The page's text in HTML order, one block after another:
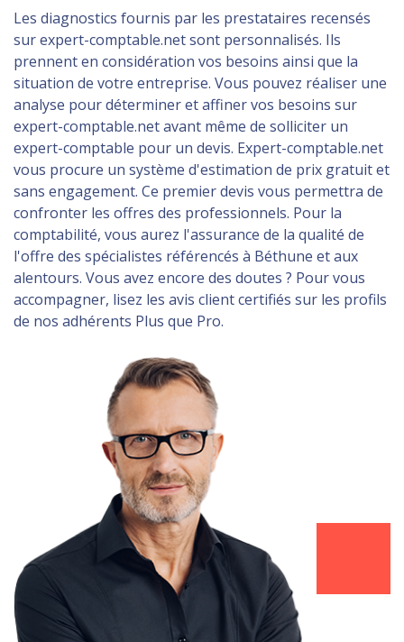
Les diagnostics fournis par les prestataires recensés
sur expert-comptable.net sont personnalisés. Ils
prennent en considération vos besoins ainsi que la
situation de votre entreprise. Vous pouvez réaliser une
analyse pour déterminer et affiner vos besoins sur
expert-comptable.net avant même de solliciter un
expert-comptable pour un devis. Expert-comptable.net
vous procure un système d'estimation de prix gratuit et
sans engagement. Ce premier devis vous permettra de
confronter les offres des professionnels. Pour la
comptabilité, vous aurez l'assurance de la qualité de
l'offre des spécialistes référencés à Béthune et aux
alentours. Vous avez encore des doutes ? Pour vous
accompagner, lisez les avis client certifiés sur les profils
de nos adhérents Plus que Pro.